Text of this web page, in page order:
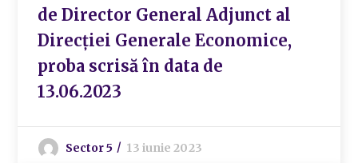
de Director General Adjunct al
Direcției Generale Economice,
proba scrisă în data de
13.06.2023
Sector 5 13 iunie 2023